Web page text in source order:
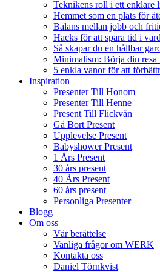
Teknikens roll i ett enklare
Hemmet som en plats för
Balans mellan jobb och
Hacks för att spara tid i
Så skapar du en hållbar
Minimalism: Börja din resa
5 enkla vanor för att
Inspiration
Presenter Till Honom
Presenter Till Henne
Present Till Flickvän
Gå Bort Present
Upplevelse Present
Babyshower Present
1 Års Present
30 års present
40 Års Present
60 års present
Personliga Presenter
Blogg
Om oss
Vår berättelse
Vanliga frågor om WERK
Kontakta oss
Daniel Törnkvist